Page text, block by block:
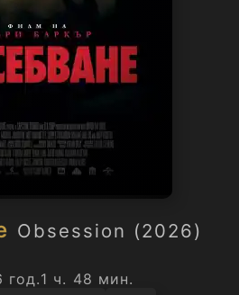
Obsession (2026)
год.1 ч. 48 мин.